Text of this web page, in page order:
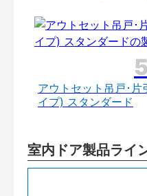
アウトセット吊戸･片
イプ) スタンダード
室内ドア製品ライ